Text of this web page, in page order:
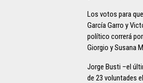
Los votos para
García Garro y
político correrá
Giorgio y Susana
Jorge Busti –el
de 23 voluntades